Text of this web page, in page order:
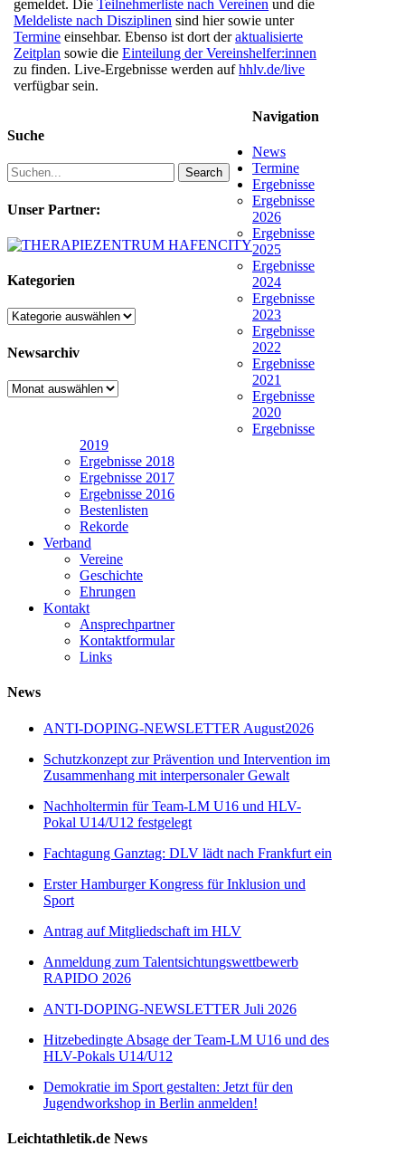
gemeldet. DieTeilnehmerliste nach Vereinen und die
Meldeliste nach Disziplinen sind hier sowie unter
Termine einsehbar. Ebenso ist dort deraktualisierte
Zeitplan sowie dieEinteilung der Vereinshelfer:innen
zu finden. Live-Ergebnisse werden aufhhlv.de/live
verfügbar sein.
Suche
Search
Unser Partner:
Kategorien
Kategorien
Newsarchiv
Newsarchiv
Navigation
News
Termine
Ergebnisse
Ergebnisse
2026
Ergebnisse
2025
Ergebnisse
2024
Ergebnisse
2023
Ergebnisse
2022
Ergebnisse
2021
Ergebnisse
2020
Ergebnisse
2019
Ergebnisse 2018
Ergebnisse 2017
Ergebnisse 2016
Bestenlisten
Rekorde
Verband
Vereine
Geschichte
Ehrungen
Kontakt
Ansprechpartner
Kontaktformular
Links
News
ANTI-DOPING-NEWSLETTER August2026
Schutzkonzept zur Prävention und Intervention im
Zusammenhang mit interpersonaler Gewalt
Nachholtermin für Team-LM U16 und HLV-
Pokal U14/U12 festgelegt
Fachtagung Ganztag: DLV lädt nach Frankfurt ein
Erster Hamburger Kongress für Inklusion und
Sport
Antrag auf Mitgliedschaft im HLV
Anmeldung zum Talentsichtungswettbewerb
RAPIDO 2026
ANTI-DOPING-NEWSLETTER Juli 2026
Hitzebedingte Absage der Team-LM U16 und des
HLV-Pokals U14/U12
Demokratie im Sport gestalten: Jetzt für den
Jugendworkshop in Berlin anmelden!
Leichtathletik.de News